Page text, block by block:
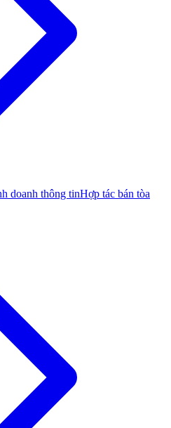
doanh thông tinHợp tác bán tòa